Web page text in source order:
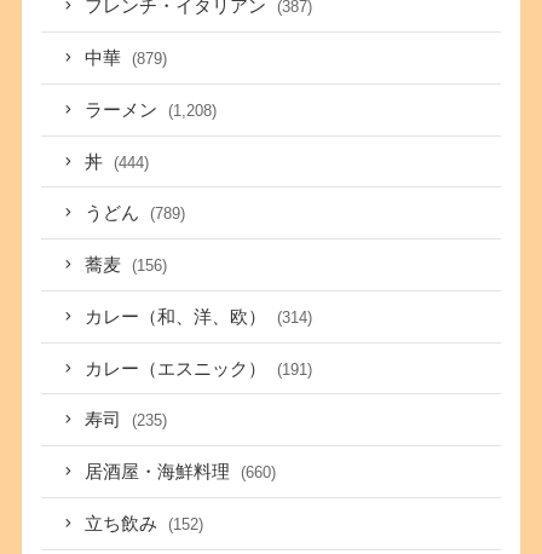
フレンチ・イタリアン (387)
中華 (879)
ラーメン (1,208)
丼 (444)
うどん (789)
蕎麦 (156)
カレー（和、洋、欧） (314)
カレー（エスニック） (191)
寿司 (235)
居酒屋・海鮮料理 (660)
立ち飲み (152)